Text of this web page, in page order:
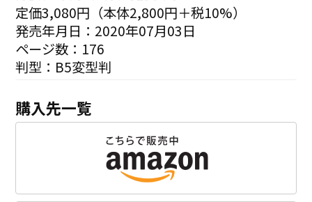
定価3,080円（本体2,800円＋税10%）
発売年月日：2020年07月03日
ページ数：176
判型：B5変型判
購入先一覧